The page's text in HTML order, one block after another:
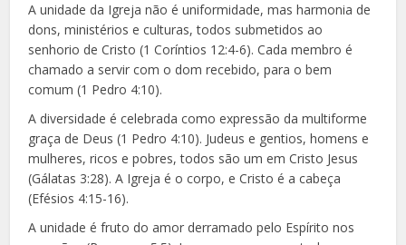
A unidade da Igreja não é uniformidade, mas harmonia de
dons, ministérios e culturas, todos submetidos ao
senhorio de Cristo (1 Coríntios 12:4-6). Cada membro é
chamado a servir com o dom recebido, para o bem
comum (1 Pedro 4:10).
A diversidade é celebrada como expressão da multiforme
graça de Deus (1 Pedro 4:10). Judeus e gentios, homens e
mulheres, ricos e pobres, todos são um em Cristo Jesus
(Gálatas 3:28). A Igreja é o corpo, e Cristo é a cabeça
(Efésios 4:15-16).
A unidade é fruto do amor derramado pelo Espírito nos